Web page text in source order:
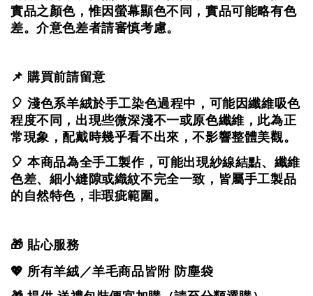
實品之顏色，惟因螢幕顯色不同，實品可能略有色
差。介意色差者請審慎考慮。
📌 購買前請留意
🎈 淺色系羊絨於手工染色過程中，可能因纖維吸色
程度不同，出現些微深淺不一或原色纖維，此為正
常現象，配戴時幾乎看不出來，不影響整體美觀。
🎈 本商品為全手工製作，可能出現紗線結點、纖維
色差、細小縫隙或織紋不完全一致， 皆屬手工製品
的自然特色，非瑕疵範圍。
🎁 貼心服務
💖 所有羊絨／羊毛商品皆附 防塵袋